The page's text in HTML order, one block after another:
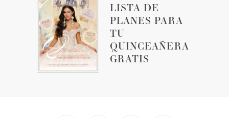
LISTA DE
PLANES PARA
TU
QUINCEAÑERA
GRATIS